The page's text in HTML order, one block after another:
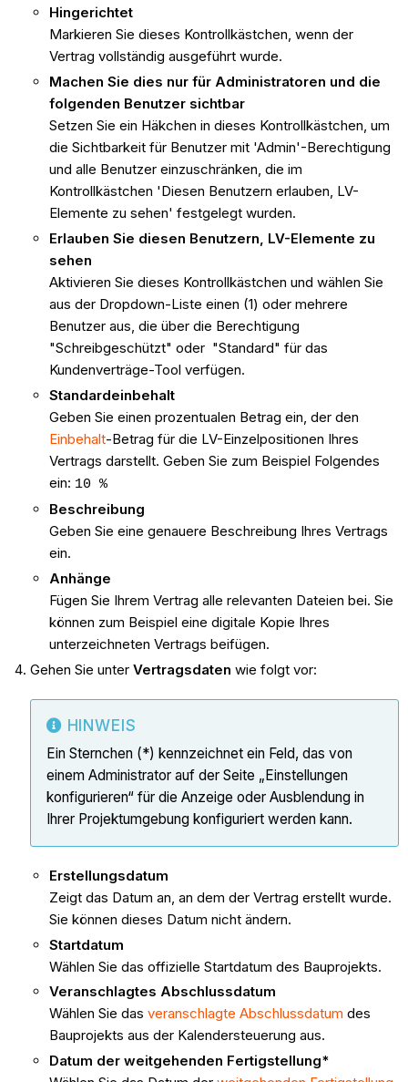
Hingerichtet
Markieren Sie dieses Kontrollkästchen, wenn der
Vertrag vollständig ausgeführt wurde.
Machen Sie dies nur für Administratoren und die
folgenden Benutzer sichtbar
Setzen Sie ein Häkchen in dieses Kontrollkästchen, um
die Sichtbarkeit für Benutzer mit 'Admin'-Berechtigung
und alle Benutzer einzuschränken, die im
Kontrollkästchen 'Diesen Benutzern erlauben, LV-
Elemente zu sehen' festgelegt wurden.
Erlauben Sie diesen Benutzern, LV-Elemente zu
sehen
Aktivieren Sie dieses Kontrollkästchen und wählen Sie
aus der Dropdown-Liste einen (1) oder mehrere
Benutzer aus, die über die Berechtigung
"Schreibgeschützt" oder "Standard" für das
Kundenverträge-Tool verfügen.
Standardeinbehalt
Geben Sie einen prozentualen Betrag ein, der den
Einbehalt-Betrag für die LV-Einzelpositionen Ihres
Vertrags darstellt. Geben Sie zum Beispiel Folgendes
ein: 10 %
Beschreibung
Geben Sie eine genauere Beschreibung Ihres Vertrags
ein.
Anhänge
Fügen Sie Ihrem Vertrag alle relevanten Dateien bei. Sie
können zum Beispiel eine digitale Kopie Ihres
unterzeichneten Vertrags beifügen.
Gehen Sie unter Vertragsdaten wie folgt vor:
HINWEIS
Ein Sternchen (*) kennzeichnet ein Feld, das von
einem Administrator auf der Seite „Einstellungen
konfigurieren“ für die Anzeige oder Ausblendung in
Ihrer Projektumgebung konfiguriert werden kann.
Erstellungsdatum
Zeigt das Datum an, an dem der Vertrag erstellt wurde.
Sie können dieses Datum nicht ändern.
Startdatum
Wählen Sie das offizielle Startdatum des Bauprojekts.
Veranschlagtes Abschlussdatum
Wählen Sie das veranschlagte Abschlussdatum des
Bauprojekts aus der Kalendersteuerung aus.
Datum der weitgehenden Fertigstellung*